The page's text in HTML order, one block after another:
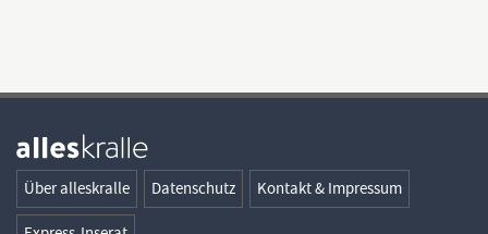
Über alleskralle Datenschutz Kontakt & Impressum